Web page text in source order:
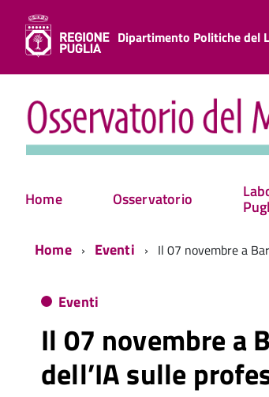
Dipartimento Politiche del
Home Osservatorio
Home Eventi Il 07 novembre a
Eventi
Il 07 novembre a
dell’IA sulle